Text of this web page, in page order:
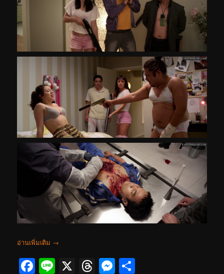
อ่านเพิ่มเติม →
Facebook
Line
X Threads
Messenger